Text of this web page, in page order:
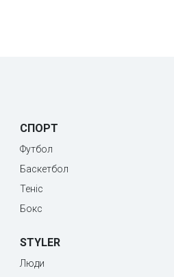
СПОРТ
Футбол
Баскетбол
Теніс
Бокс
STYLER
Люди